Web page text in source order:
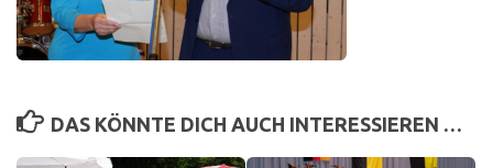
DAS KÖNNTE DICH AUCH INTERESSIEREN …